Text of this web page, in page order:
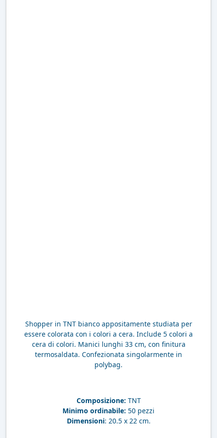
Shopper in TNT bianco appositamente studiata per
essere colorata con i colori a cera. Include 5 colori a
cera di colori. Manici lunghi 33 cm, con finitura
termosaldata. Confezionata singolarmente in
polybag.
Composizione: TNT
Minimo ordinabile: 50 pezzi
Dimensioni: 20.5 x 22 cm.